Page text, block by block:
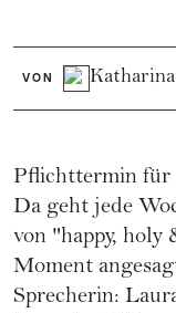
VON
Pflichttermin
Da geht jede
von "happy, holy
Moment
Sprecherin: